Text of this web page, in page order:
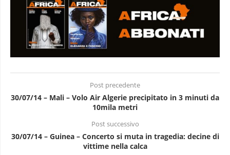
Post precedente
30/07/14 – Mali – Volo Air Algerie precipitato in 3 minuti da
10mila metri
Post successivo
30/07/14 – Guinea – Concerto si muta in tragedia: decine di
vittime nella calca